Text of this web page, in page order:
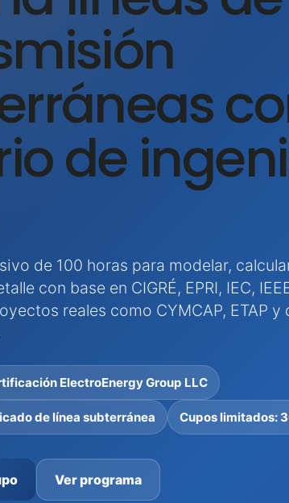
de
de 100 horas para modelar,
con base en CIGRÉ, EPRI, IEC,
reales como CYMCAP, ETAP
ElectroEnergy Group LLC
de línea subterránea Cupos limitados:
Ver programa